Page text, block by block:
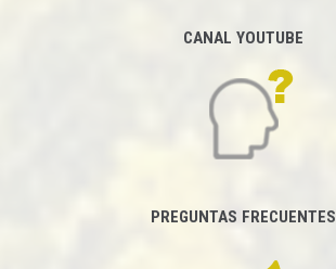
CANAL YOUTUBE
PREGUNTAS FRECUENTES